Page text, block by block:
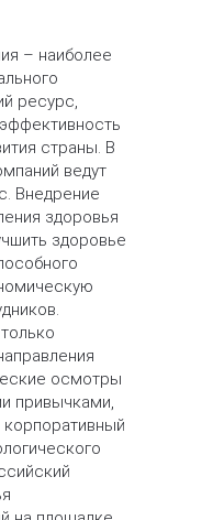
– наиболее
ресурс,
страны. В
ведут
Внедрение
здоровья
здоровье
осмотры
привычками,
корпоративный